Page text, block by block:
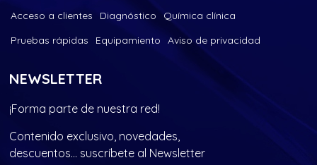
Acceso a clientes
Diagnóstico
Química clínica
Pruebas rápidas
Equipamiento Aviso de privacidad
NEWSLETTER
¡Forma parte de nuestra red!
Contenido exclusivo, novedades,
descuentos… suscríbete al Newsletter